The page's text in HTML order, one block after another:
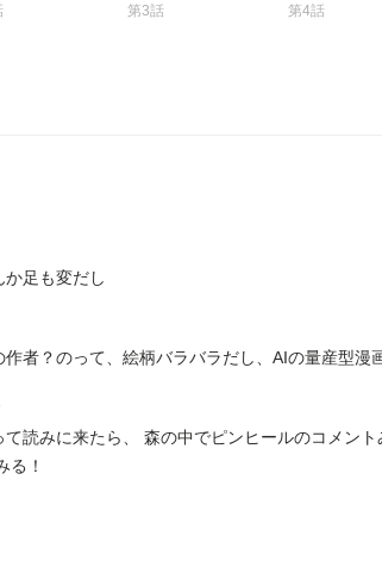
第3話 第4話
足も変だし
者？のって、絵柄バラバラだし、AIの量産型漫
読みに来たら、 森の中でピンヒールのコメン
る！